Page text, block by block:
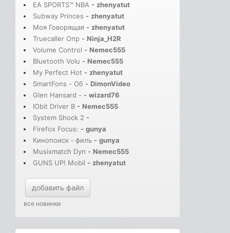
EA SPORTS™ NBA - zhenyatut
Subway Princes - zhenyatut
Моя Говорящая - zhenyatut
Truecaller Опр - Ninja_H2R
Volume Control - Nemec555
Bluetooth Volu - Nemec555
My Perfect Hot - zhenyatut
SmartFons - Об - DimonVideo
Glen Hansard - - wizard76
IObit Driver B - Nemec555
System Shock 2 -
Firefox Focus: - gunya
Кинопоиск－филь - gunya
Musixmatch Dyn - Nemec555
GUNS UP! Mobil - zhenyatut
добавить файл
все новинки